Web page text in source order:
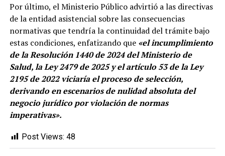
Por último, el Ministerio Público advirtió a las directivas
de la entidad asistencial sobre las consecuencias
normativas que tendría la continuidad del trámite bajo
estas condiciones, enfatizando que «el incumplimiento
de la Resolución 1440 de 2024 del Ministerio de
Salud, la Ley 2479 de 2025 y el artículo 53 de la Ley
2195 de 2022 viciaría el proceso de selección,
derivando en escenarios de nulidad absoluta del
negocio jurídico por violación de normas
imperativas».
Post Views: 48